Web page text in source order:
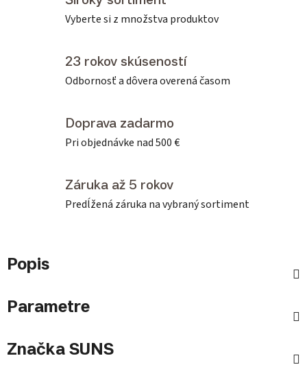
Vyberte si z množstva produktov
23 rokov skúseností
Odbornosť a dôvera overená časom
Doprava zadarmo
Pri objednávke nad 500 €
Záruka až 5 rokov
Predĺžená záruka na vybraný sortiment
Popis
Parametre
Značka SUNS